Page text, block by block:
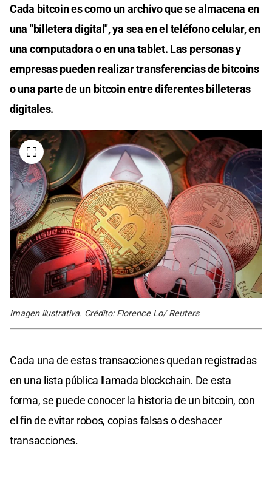
Cada bitcoin es como un archivo que se almacena en
una "billetera digital", ya sea en el teléfono celular, en
una computadora o en una tablet. Las personas y
empresas pueden realizar transferencias de bitcoins
o una parte de un bitcoin entre diferentes billeteras
digitales.
Imagen ilustrativa. Crédito: Florence Lo/ Reuters
Cada una de estas transacciones quedan registradas
en una lista pública llamada blockchain. De esta
forma, se puede conocer la historia de un bitcoin, con
el fin de evitar robos, copias falsas o deshacer
transacciones.